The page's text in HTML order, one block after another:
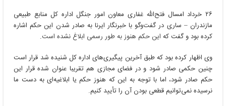
۲۶ خرداد امسال فتح‌الله غفاری معاون امور جنگل‌ اداره کل منابع طبیعی
مازندران – ساری در گفت‌وگو با خبرنگار ایرنا به صادر شدن این حکم اشاره
کرده بود و گفت که این حکم هنوز به طور رسمی ابلاغ نشده است.
وی اظهار کرده بود که طبق آخرین پیگیری‌های اداره کل شنیده شد قرار است
چنین حکمی صادر شود و در فضای مجازی هم تقریبا عنوان شده قرار این
حکم صادر شود، اما با توجه به این که هنوز حکم یا ابلاغیه‌ای به دست ما
نرسیده نمی‌توانیم قطعی بودن آن را تأیید کنیم.